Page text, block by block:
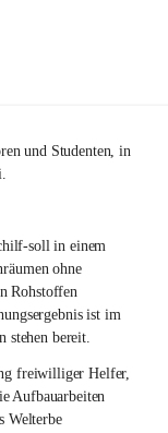
und Studenten, in
soll in einem
ohne
Rohstoffen
ist im
stehen bereit.
freiwilliger Helfer,
Aufbauarbeiten
Welterbe